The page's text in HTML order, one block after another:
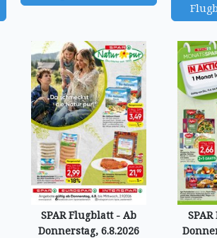
SPAR Flugblatt - Ab
Donnerstag, 6.8.2026